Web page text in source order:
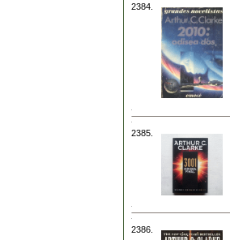
2384.
2385.
2386.